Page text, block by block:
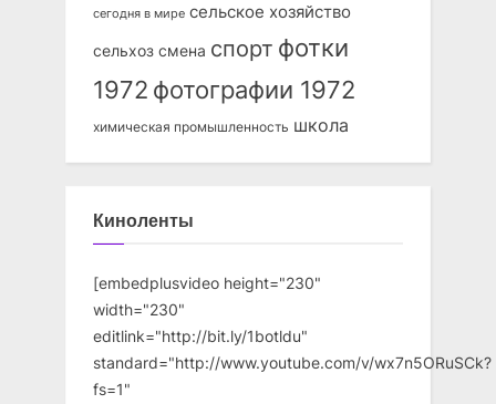
сегодня в мире сельское хозяйство
сельхоз смена спорт фотки
1972 фотографии 1972
химическая промышленность школа
Киноленты
[embedplusvideo height="230"
width="230"
editlink="http://bit.ly/1botldu"
standard="http://www.youtube.com/v/wx7n5ORuSCk?
fs=1"